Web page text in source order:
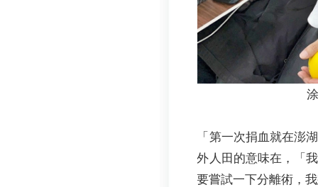
「第一次捐血就在澎
外人田的意味在，「
要嘗試一下分離術，